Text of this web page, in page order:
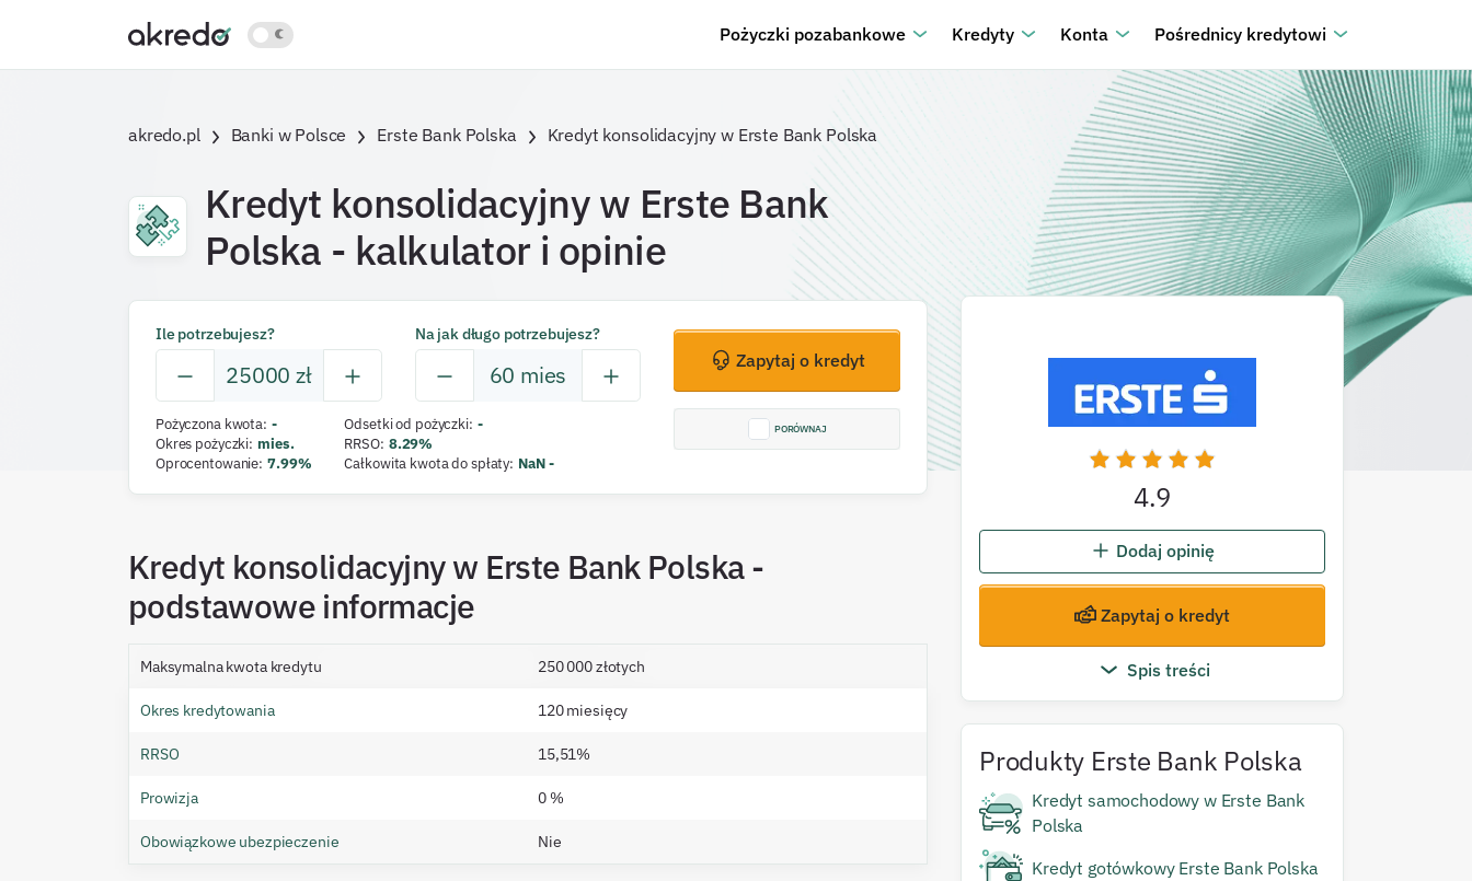
Pożyczki pozabankowe Kredyty Konta Pośrednicy kredytowi
akredo.pl Banki w Polsce Erste Bank Polska Kredyt konsolidacyjny w Erste Bank Polska
Kredyt konsolidacyjny w Erste Bank
Polska - kalkulator i opinie
4.9
Dodaj opinię
Zapytaj o kredyt
Spis treści
Produkty Erste Bank Polska
Kredyt samochodowy w Erste Bank
Polska
Kredyt gotówkowy Erste Bank Polska
Ile potrzebujesz?
25000 zł
Na jak długo potrzebujesz?
60 mies
Pożyczona kwota: -
Okres pożyczki: mies.
Oprocentowanie: 7.99%
Odsetki od pożyczki: -
RRSO: 8.29%
Całkowita kwota do spłaty: NaN-
Zapytaj o kredyt
PORÓWNAJ
Kredyt konsolidacyjny w Erste Bank Polska -
podstawowe informacje
Maksymalna kwota kredytu 250 000 złotych
Okres kredytowania 120 miesięcy
RRSO 15,51%
Prowizja 0 %
Obowiązkowe ubezpieczenie Nie